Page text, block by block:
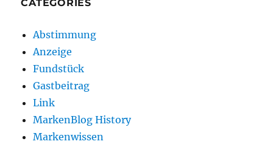
CATEGORIES
Abstimmung
Anzeige
Fundstück
Gastbeitrag
Link
MarkenBlog History
Markenwissen